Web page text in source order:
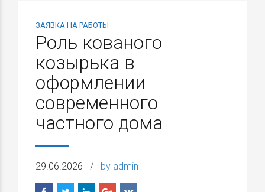
ЗАЯВКА НА РАБОТЫ
Роль кованого
козырька в
оформлении
современного
частного дома
29.06.2026 by admin